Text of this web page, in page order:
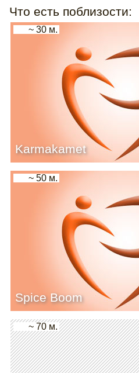
Что есть поблизости:
Karmakamet
~ 30 м.
Spice Boom
~ 50 м.
~ 70 м.